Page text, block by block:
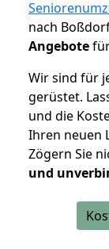
nach
Angebote
Wir sind für
gerüstet.
und die
Ihren neuen
Zögern Sie
und